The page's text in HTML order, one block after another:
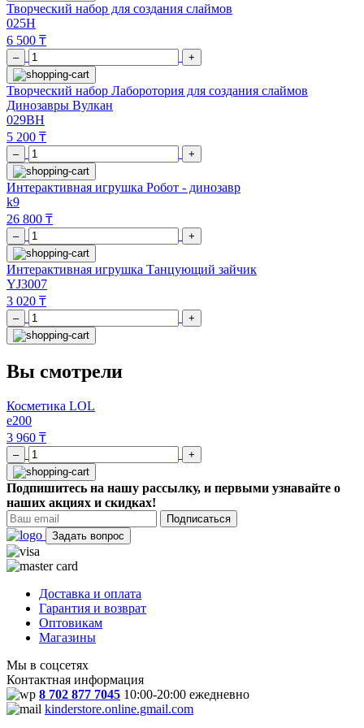
Творческий набор для создания слаймов
025H
6 500 ₸
– +
Творческий набор Лаборотория для создания слаймов
Динозавры Вулкан
029BH
5 200 ₸
– +
Интерактивная игрушка Робот - динозавр
k9
26 800 ₸
– +
Интерактивная игрушка Танцующий зайчик
YJ3007
3 020 ₸
– +
Вы смотрели
Косметика LOL
е200
3 960 ₸
– +
Подпишитесь на нашу рассылку, и первыми узнавайте о
наших акциях и скидках!
Подписаться
Задать вопрос
Доставка и оплата
Гарантия и возврат
Оптовикам
Магазины
Мы в соцсетях
Контактная информация
8 702 877 7045 10:00-20:00 ежедневно
kinderstore.online.gmail.com